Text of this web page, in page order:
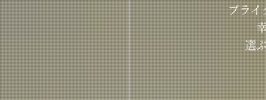
ブライ
選